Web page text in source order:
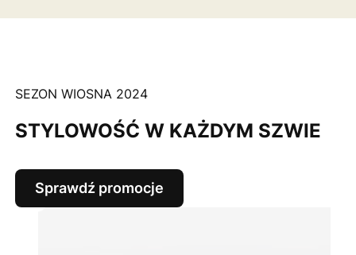
SEZON WIOSNA 2024
STYLOWOŚĆ W KAŻDYM SZWIE
Sprawdź promocje